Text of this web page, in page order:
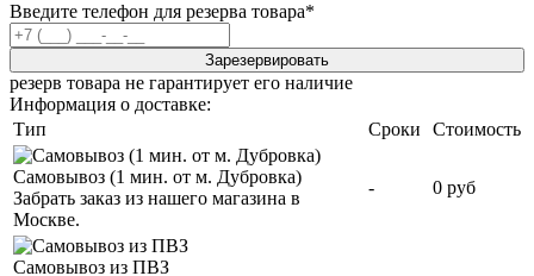
Введите телефон для резерва товара*
Зарезервировать
резерв товара не гарантирует его наличие
Информация о доставке:
Тип
Сроки Стоимость
Самовывоз (1 мин. от м. Дубровка)
Забрать заказ из нашего магазина в
Москве.
- 0 руб
Самовывоз из ПВЗ